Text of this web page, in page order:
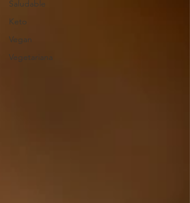
Saludable
Keto
Vegan
Vegetariana